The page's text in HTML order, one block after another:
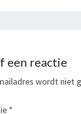
een reactie
wordt niet
*